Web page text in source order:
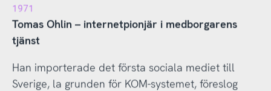
1971
Tomas Ohlin – internetpionjär i medborgarens
tjänst
Han importerade det första sociala mediet till
Sverige, la grunden för KOM-systemet, föreslog